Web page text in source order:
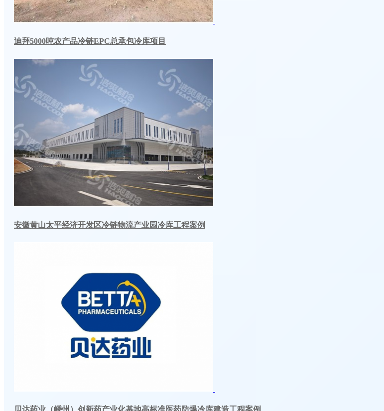
迪拜5000吨农产品冷链EPC总承包冷库项目
安徽黄山太平经济开发区冷链物流产业园冷库工程案例
贝达药业（嵊州）创新药产业化基地高标准医药防爆冷库建造工程案例